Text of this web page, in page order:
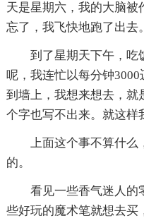
天是星期六，我的大脑
忘了，我飞快地跑了出去。
到了星期天下午，吃
呢，我连忙以每分钟
到墙上，我想来想去，就
个字也写不出来。就这样
上面这个事不算什么
的。
看见一些香气迷人的
些好玩的魔术笔就想去买